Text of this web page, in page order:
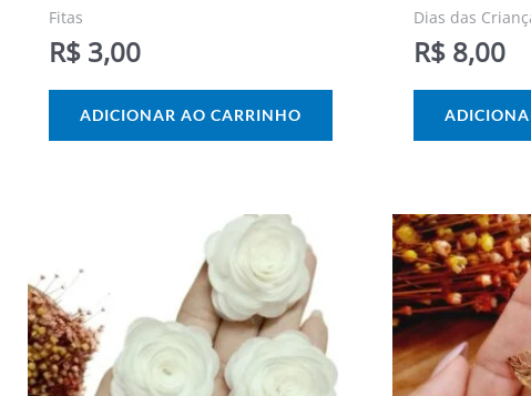
Fitas
R$ 3,00
ADICIONAR AO CARRINHO
Dias das
R$8,00